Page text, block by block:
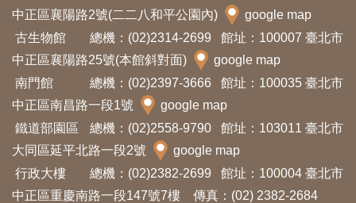
網
站
導
覽
En
glis
h
日
本
語
中正區襄陽路2號(二二八和平公園內)
google map
古生物館
總機：(02)2314-2699
館址：100007 臺北市
中正區襄陽路25號(本館斜對面)
google map
南門館
總機：(02)2397-3666
館址：100035 臺北市
中正區南昌路一段1號
google map
鐵道部園區
總機：(02)2558-9790
館址：103011 臺北市
大同區延平北路一段2號
google map
行政大樓
總機：(02)2382-2699
館址：100004 臺北市
中正區重慶南路一段147號7樓 傳真：(02) 2382-2684